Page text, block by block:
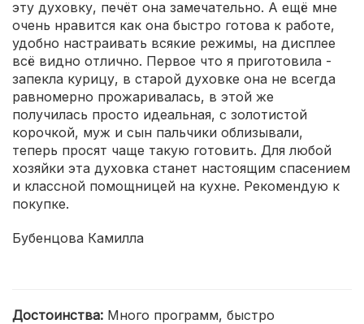
эту духовку, печёт она замечательно. А ещё мне
очень нравится как она быстро готова к работе,
удобно настраивать всякие режимы, на дисплее
всё видно отлично. Первое что я приготовила -
запекла курицу, в старой духовке она не всегда
равномерно прожаривалась, в этой же
получилась просто идеальная, с золотистой
корочкой, муж и сын пальчики облизывали,
теперь просят чаще такую готовить. Для любой
хозяйки эта духовка станет настоящим спасением
и классной помощницей на кухне. Рекомендую к
покупке.
Бубенцова Камилла
Достоинства: Много программ, быстро